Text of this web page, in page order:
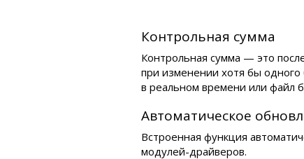
Контрольная сумма
Контрольная сумма — это
при изменении хотя бы одного
в реальном времени или файл
Автоматическое
Встроенная функция
модулей-драйверов.